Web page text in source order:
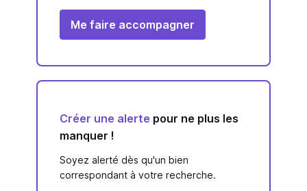
Me faire accompagner
Créer une alerte pour ne plus les
manquer !
Soyez alerté dès qu'un bien
correspondant à votre recherche.